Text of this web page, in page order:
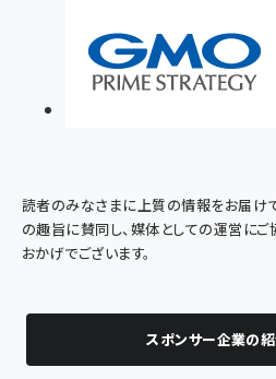
読者のみなさまに上質の情報をお届け
の趣旨に賛同し、媒体としての運営に
おかげでございます。
スポンサー企業の紹